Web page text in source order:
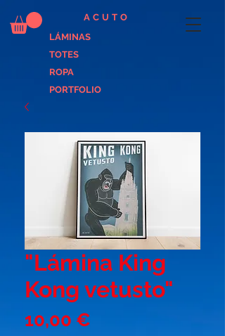
LÁMINAS
TOTES
ROPA
PORTFOLIO
ACUTO
"Lámina King
Kong vetusto"
10,00 €